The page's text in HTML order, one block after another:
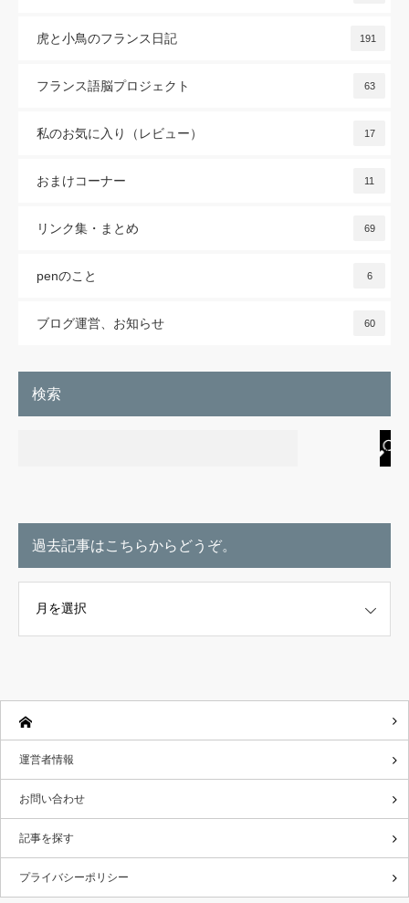
虎と小鳥のフランス日記 191
フランス語脳プロジェクト 63
私のお気に入り（レビュー） 17
おまけコーナー 11
リンク集・まとめ 69
penのこと 6
ブログ運営、お知らせ 60
検索
過去記事はこちらからどうぞ。
運営者情報
お問い合わせ
記事を探す
プライバシーポリシー